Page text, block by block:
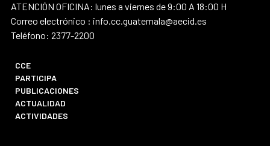
ATENCIÓN OFICINA: lunes a viernes de 9:00 A 18:00 H
Correo electrónico : info.cc.guatemala@aecid.es
Teléfono: 2377-2200
CCE
PARTICIPA
PUBLICACIONES
ACTUALIDAD
ACTIVIDADES